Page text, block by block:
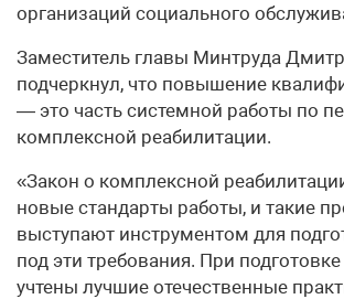
организаций социального
Заместитель главы Минтруда
подчеркнул, что повышение
— это часть системной работы по
комплексной реабилитации.
«Закон о комплексной
новые стандарты работы, и такие
выступают инструментом для
под эти требования. При
учтены лучшие отечественные